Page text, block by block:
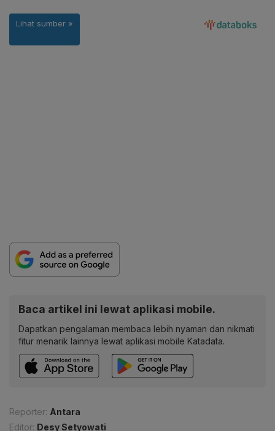
Baca artikel ini lewat aplikasi mobile.
Dapatkan pengalaman membaca lebih nyaman dan nikmati
fitur menarik lainnya lewat aplikasi mobile Katadata.
Reporter: Antara
Editor: Desy Setyowati